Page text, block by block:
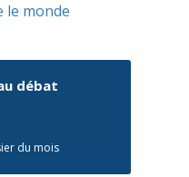
le monde
débat
du mois